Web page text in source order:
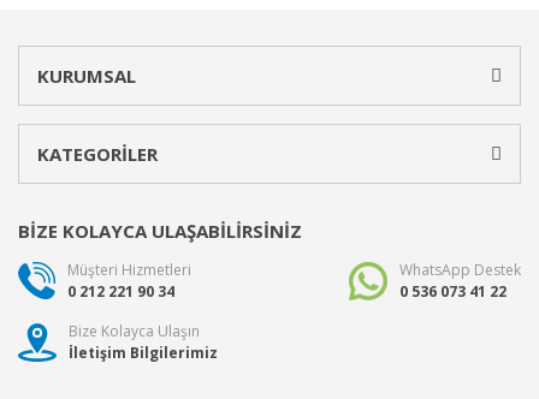
KURUMSAL
KATEGORİLER
BİZE KOLAYCA ULAŞABİLİRSİNİZ
Müşteri Hizmetleri
0 212 221 90 34
WhatsApp Destek
0 536 073 41 22
Bize Kolayca Ulaşın
İletişim Bilgilerimiz